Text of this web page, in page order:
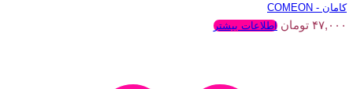
کامان - COMEON
۴۷,۰۰۰ تومان اطلاعات بیشتر